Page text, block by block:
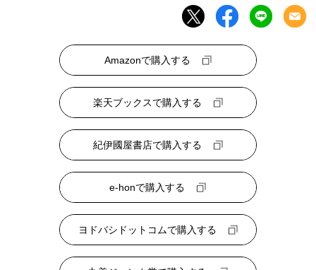
Amazonで購入する
楽天ブックスで購入する
紀伊國屋書店で購入する
e-honで購入する
ヨドバシドットコムで購入する